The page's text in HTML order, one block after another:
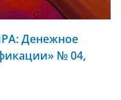
Денежное
№ 04,